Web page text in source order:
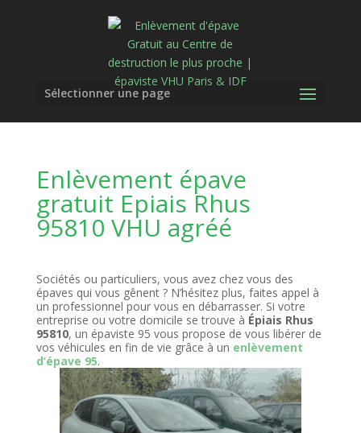
Sélectionner une page
Enlèvement épave
gratuit Epiais Rhus
95810 VHU agréé
Sociétés ou particuliers, vous avez chez vous des
épaves qui vous gênent ? N’hésitez plus, faites appel à
un professionnel pour vous en débarrasser. Si votre
entreprise ou votre domicile se trouve à Épiais Rhus
95810, un épaviste 95 vous propose de vous libérer de
vos véhicules en fin de vie grâce à un enlèvement
d’épave 95.